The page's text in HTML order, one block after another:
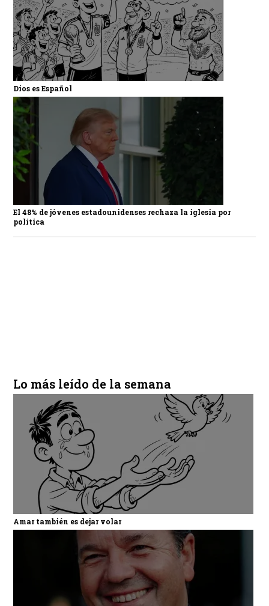
Dios es Español
El 48% de jóvenes estadounidenses rechaza la iglesia por
política
Lo más leído de la semana
Amar también es dejar volar